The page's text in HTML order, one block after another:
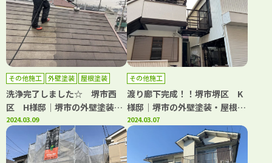
その他施工 外壁塗装
屋根塗装
防水工事
洗浄完了しました☆ 堺市西
区 H様邸│堺市の外壁塗装・
屋根塗装・雨漏り修理専門店
千成工務店
2024.03.09
その他施工
渡り廊下完成！！堺市堺区 K
様邸│堺市の外壁塗装・屋根塗
装・雨漏り修理専門店 千成工
務店
2024.03.07